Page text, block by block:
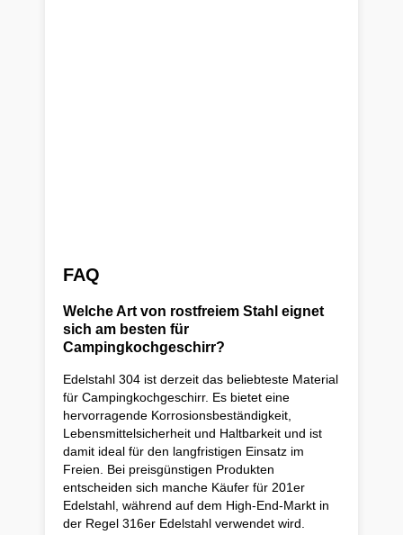
FAQ
Welche Art von rostfreiem Stahl eignet
sich am besten für
Campingkochgeschirr?
Edelstahl 304 ist derzeit das beliebteste Material
für Campingkochgeschirr. Es bietet eine
hervorragende Korrosionsbeständigkeit,
Lebensmittelsicherheit und Haltbarkeit und ist
damit ideal für den langfristigen Einsatz im
Freien. Bei preisgünstigen Produkten
entscheiden sich manche Käufer für 201er
Edelstahl, während auf dem High-End-Markt in
der Regel 316er Edelstahl verwendet wird.